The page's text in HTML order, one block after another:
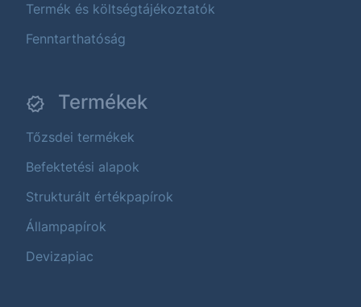
Termék és költségtájékoztatók
Fenntarthatóság
Termékek
Tőzsdei termékek
Befektetési alapok
Strukturált értékpapírok
Állampapírok
Devizapiac